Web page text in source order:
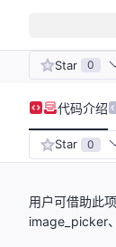
Star 0
代码介绍
Star 0
用户可借助此
image_picker